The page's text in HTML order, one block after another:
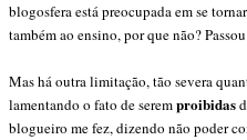
blogosfera está preocupada em se
também ao ensino, por que não?
Mas há outra limitação, tão severa
lamentando o fato de seremproibidas
blogueiro me fez, dizendo não poder